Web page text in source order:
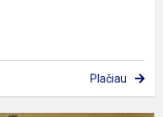
Plačiau